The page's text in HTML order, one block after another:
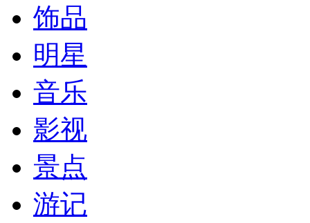
饰品
明星
音乐
影视
景点
游记